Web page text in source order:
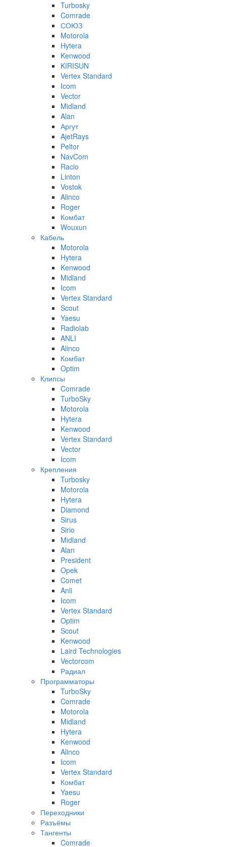
Turbosky
Comrade
СОЮЗ
Motorola
Hytera
Kenwood
KIRISUN
Vertex Standard
Icom
Vector
Midland
Alan
Аргут
AjetRays
Peltor
NavCom
Racio
Linton
Vostok
Alinco
Roger
Комбат
Wouxun
Кабель
Motorola
Hytera
Kenwood
Midland
Icom
Vertex Standard
Scout
Yaesu
Radiolab
ANLI
Alinco
Комбат
Optim
Клипсы
Comrade
TurboSky
Motorola
Hytera
Kenwood
Vertex Standard
Vector
Icom
Крепления
Turbosky
Motorola
Hytera
Diamond
Sirus
Sirio
Midland
Alan
President
Opek
Comet
Anli
Icom
Vertex Standard
Optim
Scout
Kenwood
Laird Technologies
Vectorcom
Радиал
Программаторы
TurboSky
Comrade
Motorola
Midland
Hytera
Kenwood
Alinco
Icom
Vertex Standard
Комбат
Yaesu
Roger
Переходники
Разъёмы
Тангенты
Comrade